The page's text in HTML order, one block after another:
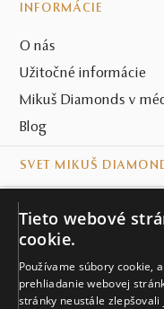
INFORMÁCIE
O nás
Užitočné informácie
Mikuš Diamonds v
Blog
SVET MIKUŠ
KONTAKT
Naše klenotníctva
Tieto webové
cookie.
Používame súbory cookie,
prehliadanie webovej
stránky neustále